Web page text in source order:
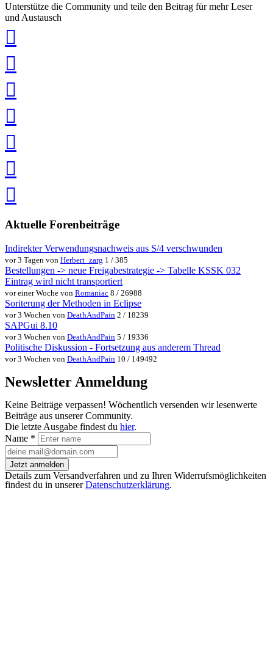
Unterstütze die Community und teile den Beitrag für mehr Leser
und Austausch
teilen
teilen
teilen
teilen
speichern
via
teilenteilen
Aktuelle Forenbeiträge
Indirekter Verwendungsnachweis aus S/4 verschwunden
vor 3 Tagen von Herbert_zarg 1 / 385
Bestellungen -> neue Freigabestrategie -> Tabelle KSSK 032
Eintrag wird nicht transportiert
vor einer Woche von Romaniac 8 / 26988
Soriterung der Methoden in Eclipse
vor 3 Wochen von DeathAndPain 2 / 18239
SAPGui 8.10
vor 3 Wochen von DeathAndPain 5 / 19336
Politische Diskussion - Fortsetzung aus anderem Thread
vor 3 Wochen von DeathAndPain 10 / 149492
Newsletter Anmeldung
Keine Beiträge verpassen! Wöchentlich versenden wir lesenwerte
Beiträge aus unserer Community.
Die letzte Ausgabe findest du hier.
Name *
Jetzt anmelden
Details zum Versandverfahren und zu Ihren Widerrufsmöglichkeiten
findest du in unsererDatenschutzerklärung.